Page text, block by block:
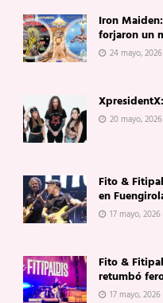
Iron
forjaron un
24 mayo, 2026
20 mayo, 2026
Fito &
en
17 mayo, 2026
Fito &
retumbó
17 mayo, 2026